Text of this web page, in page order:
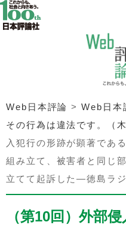
Web日本評論 >Web日本
その行為は違法です。（木
入犯行の形跡が顕著であ
組み立て、被害者と同じ
立てて起訴した―徳島ラ
（第10回）外部